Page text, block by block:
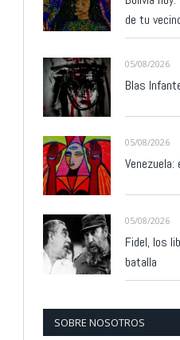
de tu
05/08/2026
Blas
05/08/2026
Venezuela:
05/08/2026
Fidel, los
batalla
SOBRE NOSOTROS